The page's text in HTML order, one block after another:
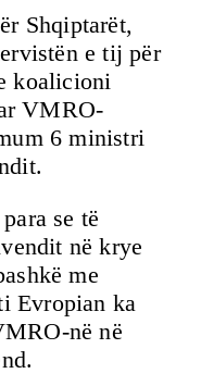
Shqiptarët,
e tij për
koalicioni
VMRO-
6 ministri
se të
në krye
me
Evropian ka
në në